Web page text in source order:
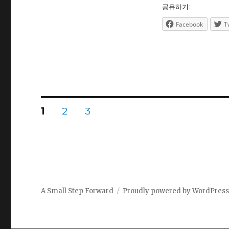
공유하기:
Facebook
Posts
PAGE
1 PAGE
2 PAGE
3
A Small Step Forward Proudly powered by WordPress